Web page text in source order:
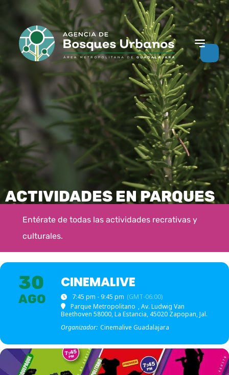
ACTIVIDADES EN PARQUES
Entérate de todas las actividades recrativas y
culturales.
30
AGO
CINEMALIVE
7:45 pm - 9:45 pm (GMT-06:00)
Parque Metropolitano , Av. Ludwig Van
Beethoven 58000, La Estancia, 45020 Zapopan, Jal.
Organizador: Cinemalive Guadalajara